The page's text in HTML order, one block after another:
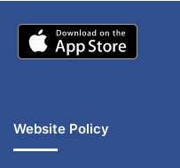
केवल परिवहन सुविधाएं
विजयवाड़ा और चेन्नई
Website Policy